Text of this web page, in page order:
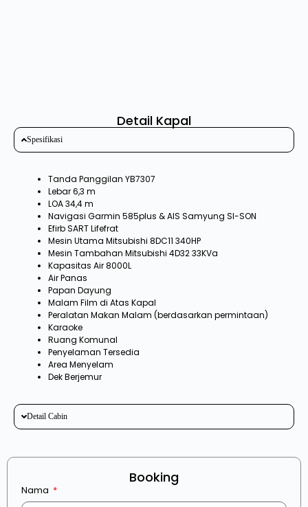
Detail Kapal
Spesifikasi
Tanda Panggilan YB7307
Lebar 6,3 m
LOA 34,4 m
Navigasi Garmin 585plus & AIS Samyung SI-SON
Efirb SART Lifefrat
Mesin Utama Mitsubishi 8DC11 340HP
Mesin Tambahan Mitsubishi 4D32 33KVa
Kapasitas Air 8000L
Air Panas
Papan Dayung
Malam Film di Atas Kapal
Peralatan Makan Malam (berdasarkan permintaan)
Karaoke
Ruang Komunal
Penyelaman Tersedia
Area Menyelam
Dek Berjemur
Detail Cabin
Booking
Nama